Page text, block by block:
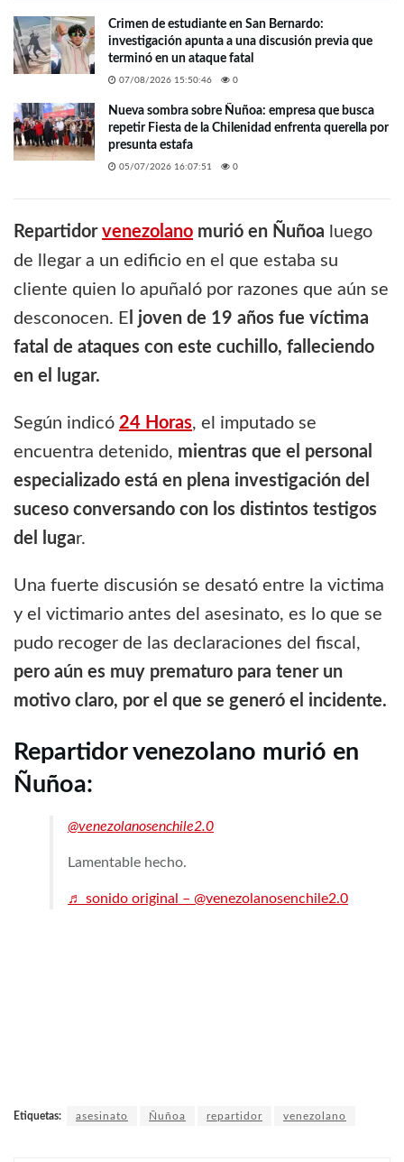
Crimen de estudiante en San Bernardo:
investigación apunta a una discusión previa que
terminó en un ataque fatal
07/08/2026 15:50:46 0
Nueva sombra sobre Ñuñoa: empresa que busca
repetir Fiesta de la Chilenidad enfrenta querella por
presunta estafa
05/07/2026 16:07:51 0
Repartidor venezolano murió en Ñuñoa luego
de llegar a un edificio en el que estaba su
cliente quien lo apuñaló por razones que aún se
desconocen. E l joven de 19 años fue víctima
fatal de ataques con este cuchillo, falleciendo
en el lugar.
Según indicó 24 Horas, el imputado se
encuentra detenido, mientras que el personal
especializado está en plena investigación del
suceso conversando con los distintos testigos
del lugar.
Una fuerte discusión se desató entre la victima
y el victimario antes del asesinato, es lo que se
pudo recoger de las declaraciones del fiscal,
pero aún es muy prematuro para tener un
motivo claro, por el que se generó el incidente.
Repartidor venezolano murió en
Ñuñoa:
@venezolanosenchile2.0
Lamentable hecho.
♬ sonido original – @venezolanosenchile2.0
Etiquetas: asesinato Ñuñoa repartidor venezolano